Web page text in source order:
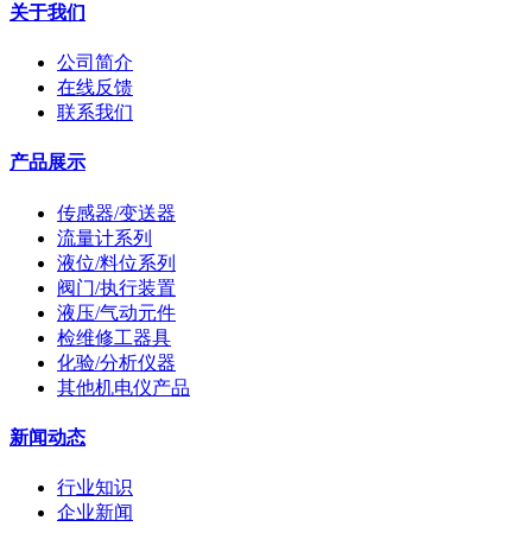
关于我们
公司简介
在线反馈
联系我们
产品展示
传感器/变送器
流量计系列
液位/料位系列
阀门/执行装置
液压/气动元件
检维修工器具
化验/分析仪器
其他机电仪产品
新闻动态
行业知识
企业新闻